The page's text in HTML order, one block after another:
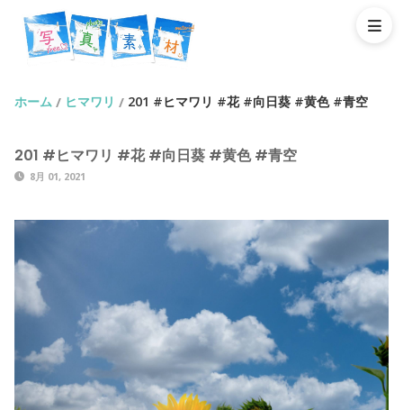
ホーム / ヒマワリ / 201 #ヒマワリ #花 #向日葵 #黄色 #青空
201 #ヒマワリ #花 #向日葵 #黄色 #青空
8月 01, 2021